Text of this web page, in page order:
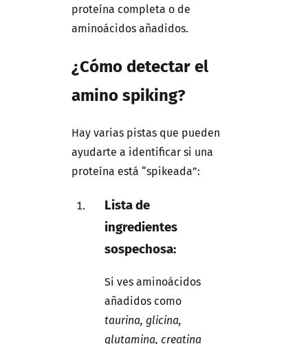
proteína completa o de
aminoácidos añadidos.
¿Cómo detectar el
amino spiking?
Hay varias pistas que pueden
ayudarte a identificar si una
proteína está “spikeada”:
Lista de
ingredientes
sospechosa:
Si ves aminoácidos
añadidos como
taurina, glicina,
glutamina, creatina